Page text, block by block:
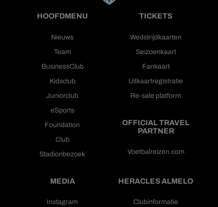
HOOFDMENU
Nieuws
Team
BusinessClub
Kidsclub
Juniorclub
eSports
Foundation
Club
Stadionbezoek
TICKETS
Wedstrijdkaarten
Seizoenkaart
Fankaart
Uitkaartregistratie
Re-sale platform
OFFICIAL TRAVEL
PARTNER
Voetbalreizen.com
MEDIA
Instagram
HERACLES ALMELO
Clubinformatie